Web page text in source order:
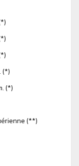
(*)
(*)
(**)